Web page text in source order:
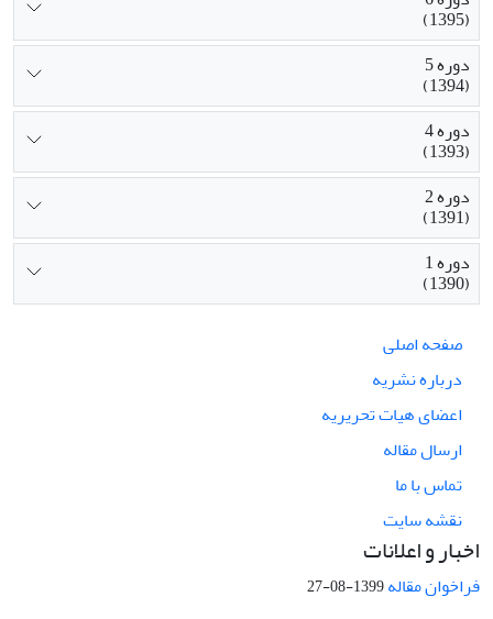
(1395)
دوره 5
(1394)
دوره 4
(1393)
دوره 2
(1391)
دوره 1
(1390)
صفحه اصلی
درباره نشریه
اعضای هیات تحریریه
ارسال مقاله
تماس با ما
نقشه سایت
اخبار و اعلانات
فراخوان مقاله1399-08-27